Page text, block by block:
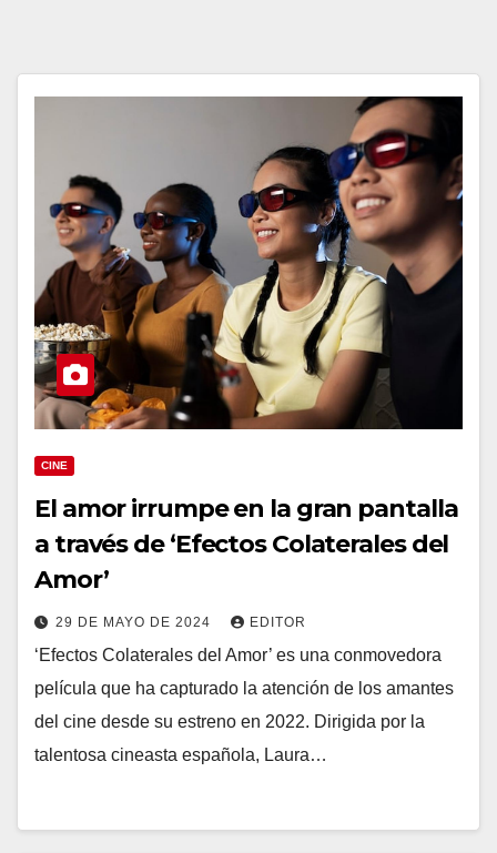
CINE
El amor irrumpe en la gran pantalla
a través de ‘Efectos Colaterales del
Amor’
29 DE MAYO DE 2024 EDITOR
‘Efectos Colaterales del Amor’ es una conmovedora
película que ha capturado la atención de los amantes
del cine desde su estreno en 2022. Dirigida por la
talentosa cineasta española, Laura…